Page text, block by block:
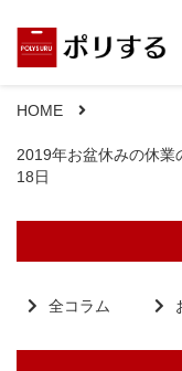
HOME
2019年お盆休みの休業
18日
全コラム